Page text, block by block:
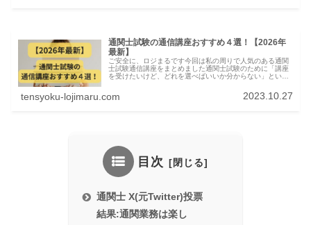
通関士試験の通信講座おすすめ４選！【2026年
最新】
ご安全に、ロジまるです今回は私の周りで人気のある通関
士試験通信講座をまとめました通関士試験のために「講座
を受けたいけど、どれを選べばいいか分からない」という
tensyoku-lojimaru.com 2023.10.27
目次
通関士 X(元Twitter)投票
結果:通関業務は楽し